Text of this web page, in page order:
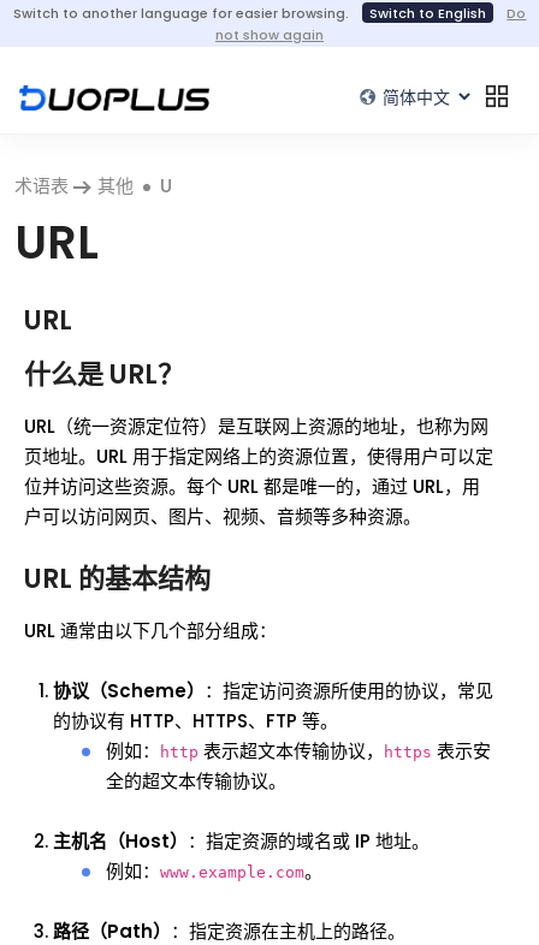
Switch to another language for easier browsing. Switch to English
Do
not show again
术语表 其他 U
URL
URL
什么是 URL？
URL（统一资源定位符）是互联网上资源的地址，也称为网
页地址。URL 用于指定网络上的资源位置，使得用户可以定
位并访问这些资源。每个 URL 都是唯一的，通过 URL，用
户可以访问网页、图片、视频、音频等多种资源。
URL 的基本结构
URL 通常由以下几个部分组成：
协议（Scheme） ：指定访问资源所使用的协议，常见
的协议有 HTTP、HTTPS、FTP 等。
例如：
http 表示超文本传输协议， https 表示安
全的超文本传输协议。
主机名（Host） ：指定资源的域名或 IP 地址。
例如：
www.example.com。
路径（Path） ：指定资源在主机上的路径。